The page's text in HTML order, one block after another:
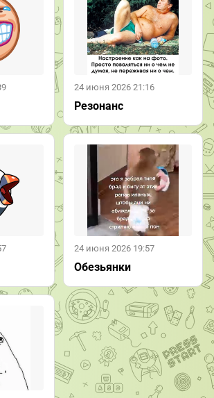
24 июня 2026 21:16
Резонанс
24 июня 2026 19:57
Обезьянки